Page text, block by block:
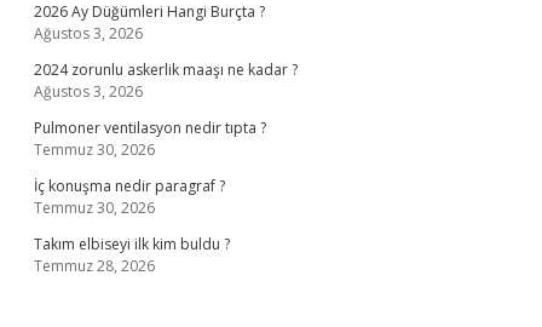
2026 Ay Düğümleri Hangi Burçta ?
Ağustos 3, 2026
2024 zorunlu askerlik maaşı ne kadar ?
Ağustos 3, 2026
Pulmoner ventilasyon nedir tıpta ?
Temmuz 30, 2026
İç konuşma nedir paragraf ?
Temmuz 30, 2026
Takım elbiseyi ilk kim buldu ?
Temmuz 28, 2026